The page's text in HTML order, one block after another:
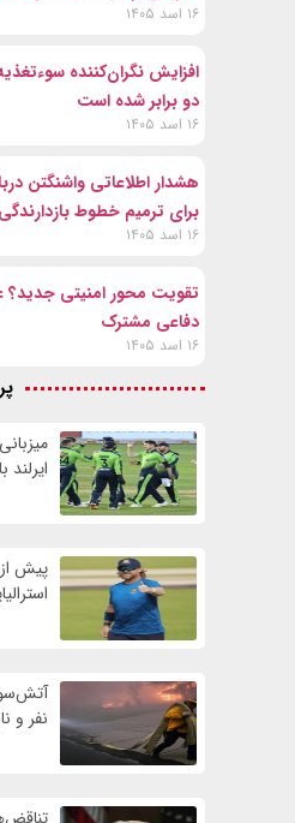
۱۶ اسد ۱۴۰۵
دو برابر شده است
۱۶ اسد ۱۴۰۵
هشدار اطلاعاتی واشنگتن
برای ترمیم خطوط
۱۶ اسد ۱۴۰۵
تقویت محور امنیتی جدید؟
دفاعی مشترک
۱۶ اسد ۱۴۰۵
پیش
نفر و